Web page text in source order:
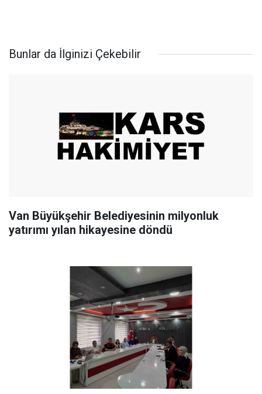
Bunlar da İlginizi Çekebilir
Van Büyükşehir Belediyesinin milyonluk
yatırımı yılan hikayesine döndü